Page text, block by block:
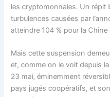
les cryptomonnaies. Un répit
turbulences causées par
atteindre 104 % pour la Chine
Mais cette suspension
et, comme on le voit depuis
23 mai, éminemment
pays jugés coopératifs, et